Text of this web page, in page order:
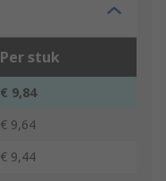
Per stuk
€ 9,84
€ 9,64
€ 9,44